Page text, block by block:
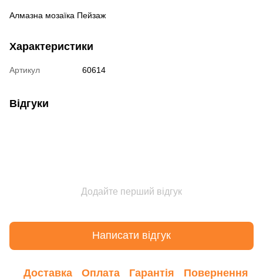
Алмазна мозаїка Пейзаж
Характеристики
Артикул 60614
Відгуки
Додайте перший відгук
Написати відгук
Доставка Оплата Гарантія Повернення